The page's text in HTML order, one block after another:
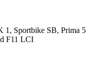
1, Sportbike SB, Prima 5
F11 LCI